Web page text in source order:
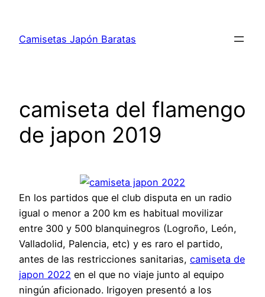
contenido
Camisetas Japón Baratas
camiseta del flamengo
de japon 2019
En los partidos que el club disputa en un radio
igual o menor a 200 km es habitual movilizar
entre 300 y 500 blanquinegros (Logroño, León,
Valladolid, Palencia, etc) y es raro el partido,
antes de las restricciones sanitarias, camiseta de
japon 2022 en el que no viaje junto al equipo
ningún aficionado. Irigoyen presentó a los